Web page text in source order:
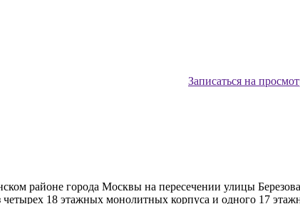
Записаться на
районе города Москвы на пересечении улицы
18 этажных монолитных корпуса и одного 17